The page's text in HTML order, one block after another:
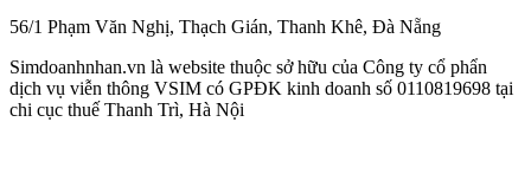
56/1 Phạm Văn Nghị, Thạch Gián, Thanh Khê, Đà Nẵng
Simdoanhnhan.vn là website thuộc sở hữu của Công ty cổ phẩn
dịch vụ viễn thông VSIM có GPĐK kinh doanh số 0110819698 tại
chi cục thuế Thanh Trì, Hà Nội